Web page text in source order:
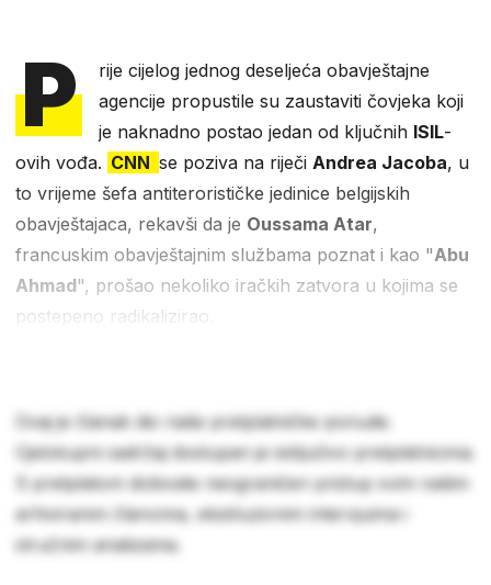
P
rije cijelog jednog deseljeća obavještajne
agencije propustile su zaustaviti čovjeka koji
je naknadno postao jedan od ključnih ISIL-
ovih vođa. CNN se poziva na riječi Andrea Jacoba, u
to vrijeme šefa antiterorističke jedinice belgijskih
obavještajaca, rekavši da je Oussama Atar,
francuskim obavještajnim službama poznat i kao "Abu
Ahmad", prošao nekoliko iračkih zatvora u kojima se
postepeno radikalizirao.
Ovaj je članak dio naše pretplatničke ponude.
Cjelokupni sadržaj dostupan je isključivo pretplatnicima.
S pretplatom dobivate neograničen pristup svim našim
arhiviranim člancima, ekskluzivnim intervjuima i
stručnim analizama.